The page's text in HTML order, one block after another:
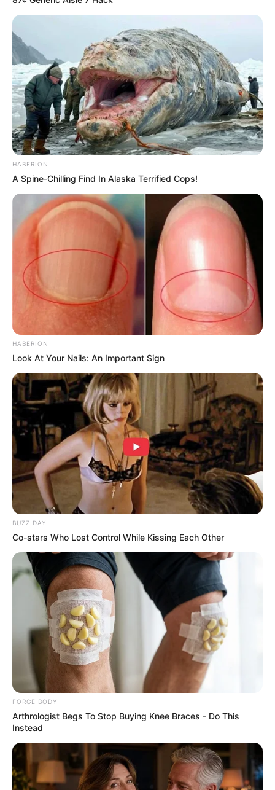
50+ Man's Ultimate Comeback: 36-Hour Power, Zero
Weakness
DIRECTMAX
Researchers Ranked 5 AI Side Hustles. The Winner
Surprised Them
Neuropathy Has Been Linked To A Common Habit.
Do You Do It?
NERVE FLOW
1 Simple Trick To Cut Your Electrical Bill By 90%
STOPWATT
HABERION
A Spine-Chilling Find In Alaska Terrified Cops!
HABERION
Look At Your Nails: An Important Sign
BUZZ DAY
Co-stars Who Lost Control While Kissing Each Other
FORGE BODY
Arthrologist Begs To Stop Buying Knee Braces - Do This
Instead